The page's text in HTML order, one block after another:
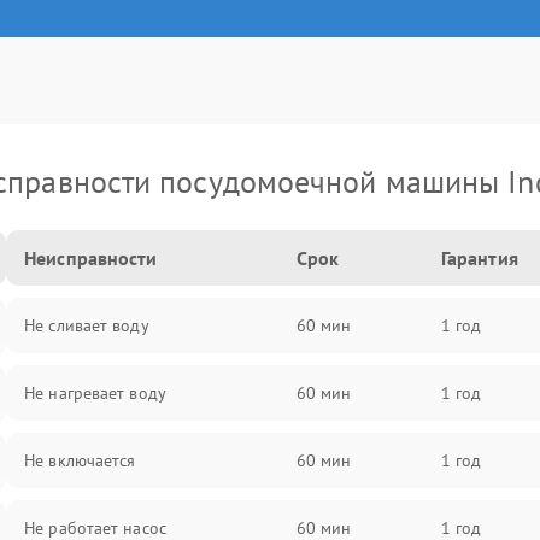
посудомоечной машины
Неисправности Срок Гарантия
Не сливает воду 60 мин 1 год
Не нагревает воду 60 мин 1 год
Не включается 60 мин 1 год
Не работает насос 60 мин 1 год